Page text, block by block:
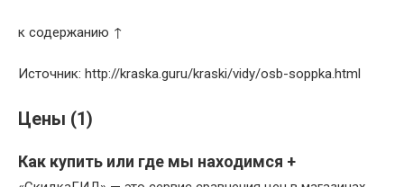
к содержанию ↑
Источник: http://kraska.guru/kraski/vidy/osb-soppka.html
Цены (1)
Как купить или где мы находимся +